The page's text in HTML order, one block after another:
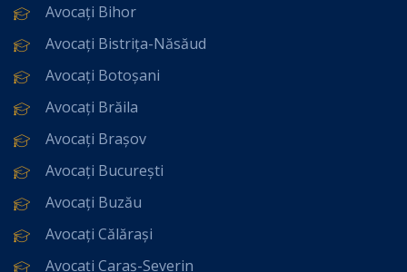
Avocați Bihor
Avocați Bistrița-Năsăud
Avocați Botoșani
Avocați Brăila
Avocați Brașov
Avocați București
Avocați Buzău
Avocați Călărași
Avocați Caraș-Severin